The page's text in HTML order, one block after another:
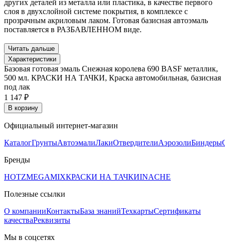
других деталей из металла или пластика, в качестве первого
слоя в двухслойной системе покрытия, в комплексе с
прозрачным акриловым лаком. Готовая базисная автоэмаль
поставляется в РАЗБАВЛЕННОМ виде.
Читать дальше
Характеристики
Базовая готовая эмаль Снежная королева 690 BASF металлик,
500 мл. КРАСКИ НА ТАЧКИ, Краска автомобильная, базисная
под лак
1 147 ₽
В корзину
Официальный интернет-магазин
КаталогГрунтыАвтоэмалиЛакиОтвердителиАэрозолиБиндеры
Бренды
HOTZMEGAMIXКРАСКИ НА ТАЧКИINACHE
Полезные ссылки
О компанииКонтактыБаза знанийТехкартыСертификаты
качестваРеквизиты
Мы в соцсетях